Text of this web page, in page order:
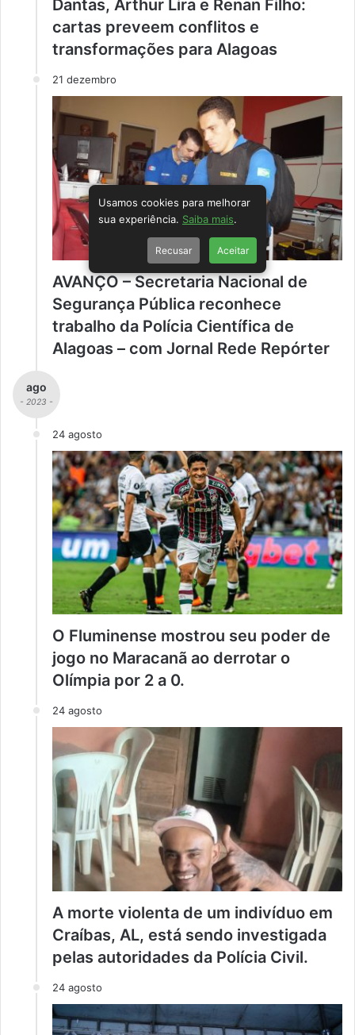
Dantas, Arthur Lira e Renan Filho:
cartas preveem conflitos e
transformações para Alagoas
21 dezembro
AVANÇO – Secretaria Nacional de
Segurança Pública reconhece
trabalho da Polícia Científica de
Alagoas – com Jornal Rede Repórter
ago
- 2023 -
24 agosto
O Fluminense mostrou seu poder de
jogo no Maracanã ao derrotar o
Olímpia por 2 a 0.
24 agosto
A morte violenta de um indivíduo em
Craíbas, AL, está sendo investigada
pelas autoridades da Polícia Civil.
24 agosto
Usamos cookies para melhorar
sua experiência. Saiba mais
Recusar Aceitar